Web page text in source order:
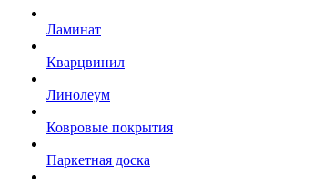
Ламинат
Кварцвинил
Линолеум
Ковровые покрытия
Паркетная доска